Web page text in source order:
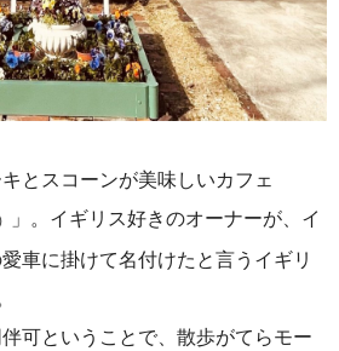
とスコーンが美味しいカフェ
」。イギリス好きのオーナーが、イ
車に掛けて名付けたと言うイギリ
可ということで、散歩がてらモー